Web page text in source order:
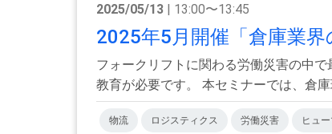
2025/05/13 | 13:00〜13:45
2025年5月開催「倉庫業
フォークリフトに関わる労働災害の中
教育が必要です。 本セミナーでは、倉庫
物流 ロジスティクス 労働災害 ヒュ